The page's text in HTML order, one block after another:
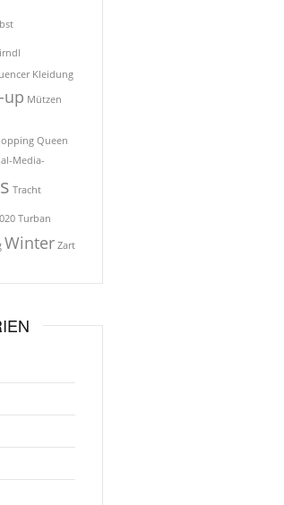
Kleidung
up Mützen
Queen
Media-
Tracht
Turban
Winter Zart